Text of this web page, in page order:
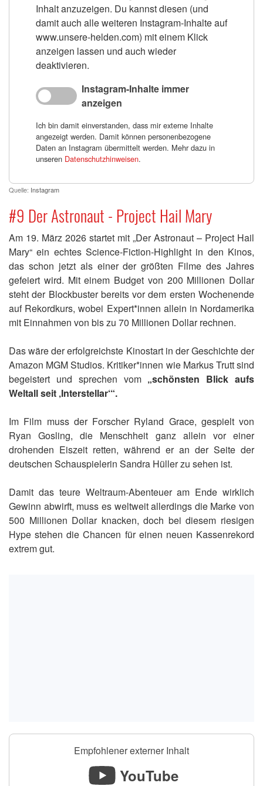
Inhalt anzuzeigen. Du kannst diesen (und
damit auch alle weiteren Instagram-Inhalte auf
www.unsere-helden.com) mit einem Klick
anzeigen lassen und auch wieder
deaktivieren.
Instagram-Inhalte immer
anzeigen
Ich bin damit einverstanden, dass mir externe Inhalte
angezeigt werden. Damit können personenbezogene
Daten an Instagram übermittelt werden. Mehr dazu in
unseren Datenschutzhinweisen.
Quelle: Instagram
#9 Der Astronaut - Project Hail Mary
Am 19. März 2026 startet mit „Der Astronaut – Project Hail
Mary“ ein echtes Science-Fiction-Highlight in den Kinos,
das schon jetzt als einer der größten Filme des Jahres
gefeiert wird. Mit einem Budget von 200 Millionen Dollar
steht der Blockbuster bereits vor dem ersten Wochenende
auf Rekordkurs, wobei Expert*innen allein in Nordamerika
mit Einnahmen von bis zu 70 Millionen Dollar rechnen.
Das wäre der erfolgreichste Kinostart in der Geschichte der
Amazon MGM Studios. Kritiker*innen wie Markus Trutt sind
begeistert und sprechen vom „schönsten Blick aufs
Weltall seit ‚Interstellar‘“.
Im Film muss der Forscher Ryland Grace, gespielt von
Ryan Gosling, die Menschheit ganz allein vor einer
drohenden Eiszeit retten, während er an der Seite der
deutschen Schauspielerin Sandra Hüller zu sehen ist.
Damit das teure Weltraum-Abenteuer am Ende wirklich
Gewinn abwirft, muss es weltweit allerdings die Marke von
500 Millionen Dollar knacken, doch bei diesem riesigen
Hype stehen die Chancen für einen neuen Kassenrekord
extrem gut.
Empfohlener externer Inhalt
YouTube